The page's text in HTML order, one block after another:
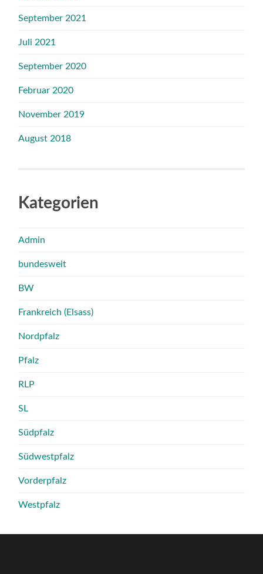
September 2021
Juli 2021
September 2020
Februar 2020
November 2019
August 2018
Kategorien
Admin
bundesweit
BW
Frankreich (Elsass)
Nordpfalz
Pfalz
RLP
SL
Südpfalz
Südwestpfalz
Vorderpfalz
Westpfalz